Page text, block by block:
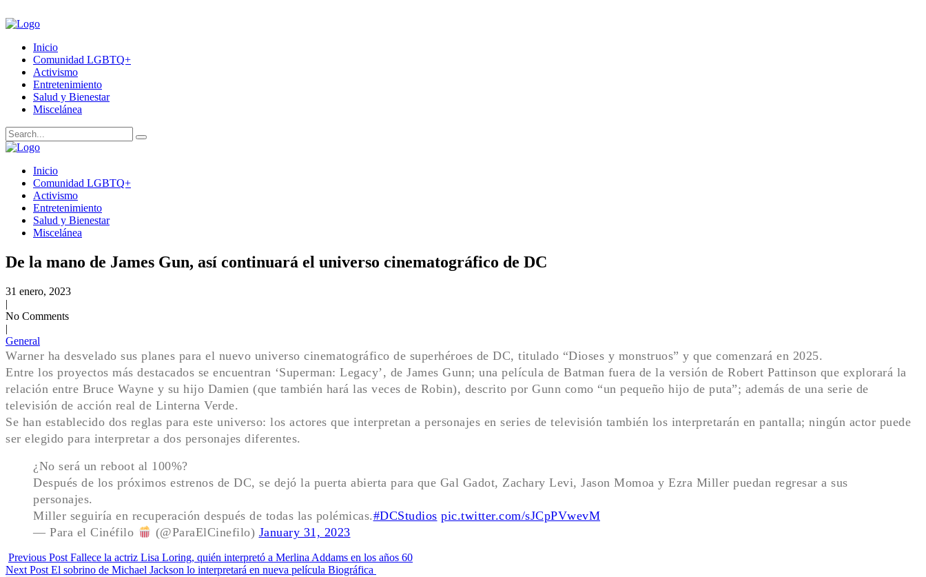
Inicio
Comunidad LGBTQ+
Activismo
Entretenimiento
Salud y Bienestar
Miscelánea
Inicio
Comunidad LGBTQ+
Activismo
Entretenimiento
Salud y Bienestar
Miscelánea
De la mano de James Gun, así continuará el universo cinematográfico de DC
31 enero, 2023
|
No Comments
|
General
Warner ha desvelado sus planes para el nuevo universo cinematográfico de superhéroes de DC, titulado “Dioses y monstruos” y que comenzará en 2025.
Entre los proyectos más destacados se encuentran ‘Superman: Legacy’, de James Gunn; una película de Batman fuera de la versión de Robert Pattinson que explorará la
relación entre Bruce Wayne y su hijo Damien (que también hará las veces de Robin), descrito por Gunn como “un pequeño hijo de puta”; además de una serie de
televisión de acción real de Linterna Verde.
Se han establecido dos reglas para este universo: los actores que interpretan a personajes en series de televisión también los interpretarán en pantalla; ningún actor puede
ser elegido para interpretar a dos personajes diferentes.
¿No será un reboot al 100%?
Después de los próximos estrenos de DC, se dejó la puerta abierta para que Gal Gadot, Zachary Levi, Jason Momoa y Ezra Miller puedan regresar a sus
personajes.
Miller seguiría en recuperación después de todas las polémicas.#DCStudios pic.twitter.com/sJCpPVwevM
— Para el Cinéfilo
(@ParaElCinefilo) January 31, 2023
Previous Post Fallece la actriz Lisa Loring, quién interpretó a Merlina Addams en los años 60
Next Post El sobrino de Michael Jackson lo interpretará en nueva película Biográfica